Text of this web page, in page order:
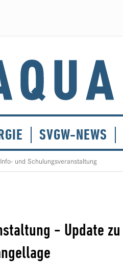
SVGW-NEWS
und Schulungsveranstaltung
- Update